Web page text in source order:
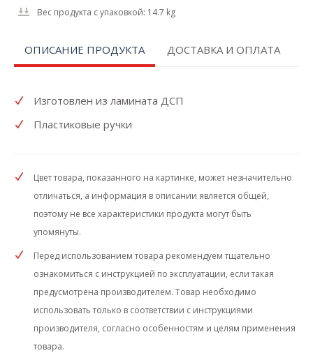
Вес продукта с упаковкой: 14.7 kg
ОПИСАНИЕ ПРОДУКТА ДОСТАВКА И ОПЛАТА
Изготовлен из ламината ДСП
Пластиковые ручки
Цвет товара, показанного на картинке, может незначительно
отличаться, а информация в описании является общей,
поэтому не все характеристики продукта могут быть
упомянуты.
Перед использованием товара рекомендуем тщательно
ознакомиться с инструкцией по эксплуатации, если такая
предусмотрена производителем. Товар необходимо
использовать только в соответствии с инструкциями
производителя, согласно особенностям и целям применения
товара.